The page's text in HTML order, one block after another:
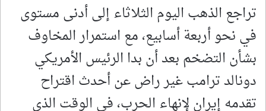
تراجع الذهب اليوم الثلاثاء ​إلى أدنى مستوى
في نحو أربعة أسابيع، مع استمرار المخاوف
بشأن ‌التضخم بعد أن ​بدا الرئيس الأمريكي
دونالد ترامب غير راض عن أحدث اقتراح
تقدمه إيران لإنهاء الحرب، في الوقت الذي